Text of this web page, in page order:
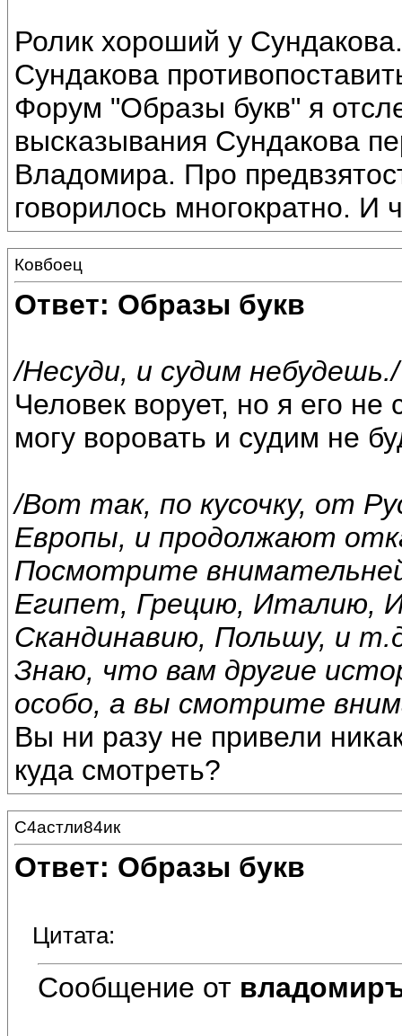
Ролик хороший у
Сундакова
Форум "Образы букв" я
высказывания Сундакова
Владомира. Про
говорилось многократно. И
Ковбоец
Ответ: Образы букв
/Несуди, и судим небудешь./
Человек ворует, но я его
могу воровать и судим не
/Вот так, по кусочку, от
Европы, и продолжают
Посмотрите
Египет, Грецию, Италию,
Скандинавию, Польшу, и
Знаю, что вам другие
особо, а вы смотрите
Вы ни разу не привели
куда смотреть?
С4астли84ик
Ответ: Образы букв
Цитата:
Сообщение от